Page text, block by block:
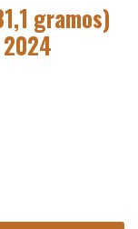
gramos)